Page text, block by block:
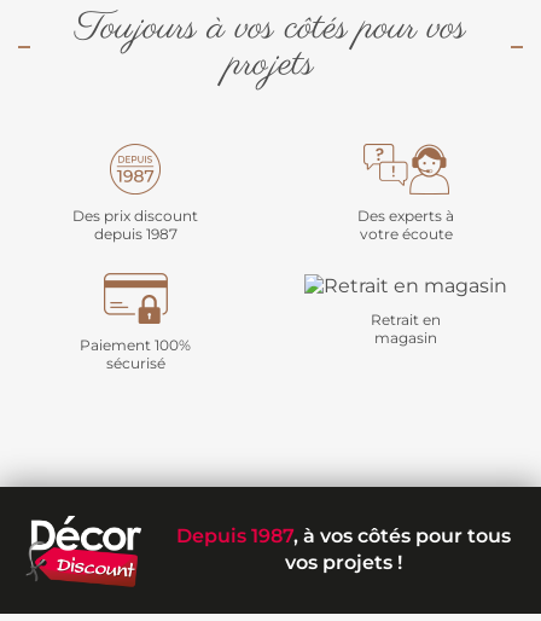
Toujours à vos côtés pour vos
projets
Des prix discount
depuis 1987
Des experts à
votre écoute
Paiement 100%
sécurisé
Retrait en
magasin
Depuis 1987, à vos côtés pour tous
vos projets !